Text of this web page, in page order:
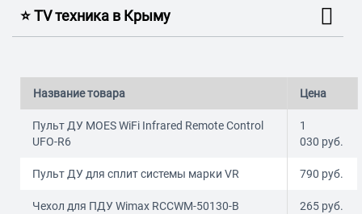
⭐️ TV техника в Крыму
Название товара Цена
Пульт ДУ MOES WiFi Infrared Remote Control
UFO-R6
1
030 руб.
Пульт ДУ для сплит системы марки VR 790 руб.
Чехол для ПДУ Wimax RCCWM-50130-B 265 руб.